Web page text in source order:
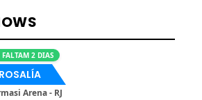
FALTAM 2 DIAS
ROSALÍA
Arena - RJ